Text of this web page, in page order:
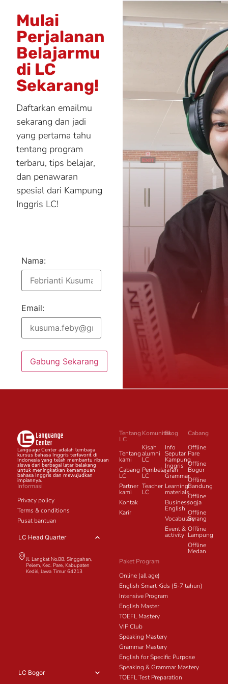
Mulai
Perjalanan
Belajarmu
di LC
Sekarang!
Daftarkan emailmu
sekarang dan jadi
yang pertama tahu
tentang program
terbaru, tips belajar,
dan penawaran
spesial dari Kampung
Inggris LC!
Nama:
Email:
Gabung Sekarang
Language Center adalah lembaga
kursus bahasa Inggris terfavorit di
Indonesia yang telah membantu ribuan
siswa dari berbagai latar belakang
untuk meningkatkan kemampuan
bahasa Inggris dan mewujudkan
impiannya.
Informasi
Privacy policy
Terms & conditions
Pusat bantuan
LC Head Quarter
Jl. Langkat No.88, Singgahan,
Pelem, Kec. Pare, Kabupaten
Kediri, Jawa Timur 64213
LC Bogor
Tentang
LC
Tentang
kami
Cabang
LC
Partner
kami
Kontak
Karir
Komunitas
Kisah
alumni
LC
Pembelajaran
LC
Teacher
LC
Blog
Info
Seputar
Kampung
Inggris
Grammar
Learning
materials
Business
English
Vocabulary
Event &
activity
Cabang
Offline
Pare
Offline
Bogor
Offline
Bandung
Offline
Jogja
Offline
Serang
Offline
Lampung
Offline
Medan
Paket Program
Online (all age)
English Smart Kids (5-7 tahun)
Intensive Program
English Master
TOEFL Mastery
VIP Club
Speaking Mastery
Grammar Mastery
English for Specific Purpose
Speaking & Grammar Mastery
TOEFL Test Preparation